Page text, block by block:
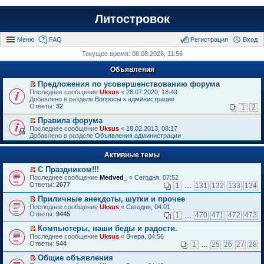
Литостровок
Меню FAQ Вход
Регистрация
Текущее время: 08.08.2026, 11:56
Объявления
П
е
р
й
т
и
к
п
в
о
м
у
н
е
п
р
о
ч
и
т
а
н
Предложения по усовершенствованию форума
Последнее сообщение Uksus « 28.07.2020, 18:49
Добавлено в разделе Вопросы к администрации
Ответы: 32 1 2
П
е
р
е
т
и
к
п
р
в
о
м
у
н
е
п
р
о
Правила форума
Последнее сообщение Uksus « 18.02.2013, 08:17
Добавлено в разделе Объявления администрации
Активные темы
П
е
е
й
т
и
к
п
е
р
в
о
С Праздником!!!
Последнее сообщение Medved_ « Сегодня, 07:52
Ответы: 2677 1 … 131 132 133 134
П
е
е
й
т
и
к
п
Приличные анекдоты, шутки и прочее
Последнее сообщение Uksus « Сегодня, 04:01
Ответы: 9445 1 … 470 471 472 473
П
е
е
Компьютеры, наши беды и радости.
Последнее сообщение Uksus « Вчера, 04:56
Ответы: 544 1 … 25 26 27 28
Общие объявления